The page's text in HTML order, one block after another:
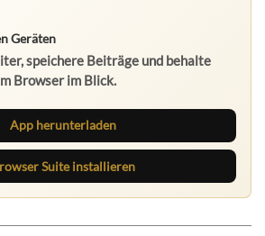
Geräten
speichere Beiträge und behalte
Browser im Blick.
App herunterladen
Suite installieren